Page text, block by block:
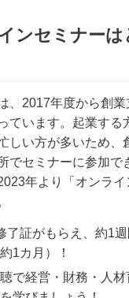
ンセミナー
、2017年度から創
ています。起業する
しい方が多いため、
でセミナーに参加で
年より「オンラ
了証がもらえ、約1
1カ月）！
で経営・財務・人